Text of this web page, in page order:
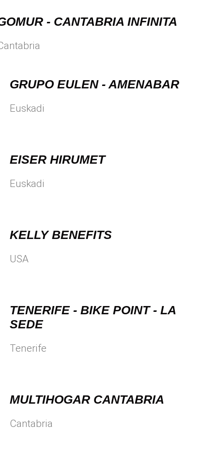
- CANTABRIA INFINITA
GRUPO EULEN - AMENABAR
Euskadi
EISER HIRUMET
Euskadi
KELLY BENEFITS
USA
TENERIFE - BIKE POINT - LA
SEDE
Tenerife
MULTIHOGAR CANTABRIA
Cantabria